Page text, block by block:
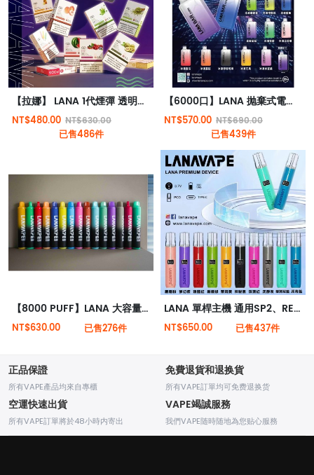
【拉娜】 LANA 1代煙彈 透明煙彈 | RELX 1代電子煙機通用 | 極度薄荷感
NT$480.00 NT$630.00
已售486件
【6000口】LANA 抛棄式電子煙 一次性電子煙 3.5%尼古丁
NT$570.00 NT$690.00
已售439件
【8000 PUFF】LANA 大容量抛棄式 Type-C 可充電 | 一次性電子煙 |
NT$630.00 已售276件
LANA 單桿主機 通用SP2、RELX一代 皮革主機 電子煙主機
NT$650.00 已售437件
正品保證
所有VAPE產品均來自專櫃
免費退貨和退换貨
所有VAPE訂單均可免费退换货
空運快速出貨
所有VAPE訂單將於48小時内寄出
VAPE竭誠服務
我們VAPE随時随地為您贴心服務